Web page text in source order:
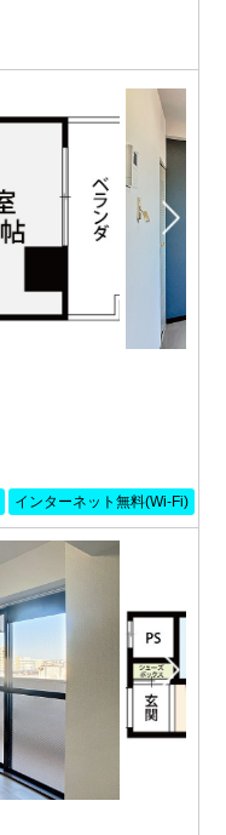
インターネット無料(Wi-Fi)